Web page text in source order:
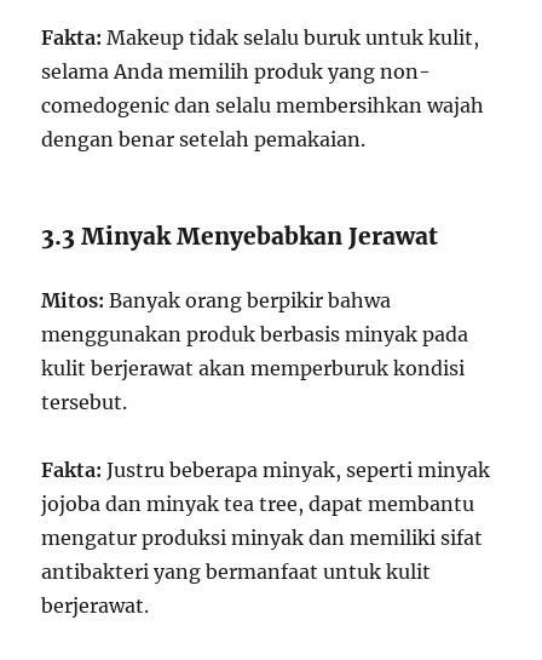
Fakta: Makeup tidak selalu buruk untuk kulit,
selama Anda memilih produk yang non-
comedogenic dan selalu membersihkan wajah
dengan benar setelah pemakaian.
3.3 Minyak Menyebabkan Jerawat
Mitos: Banyak orang berpikir bahwa
menggunakan produk berbasis minyak pada
kulit berjerawat akan memperburuk kondisi
tersebut.
Fakta: Justru beberapa minyak, seperti minyak
jojoba dan minyak tea tree, dapat membantu
mengatur produksi minyak dan memiliki sifat
antibakteri yang bermanfaat untuk kulit
berjerawat.